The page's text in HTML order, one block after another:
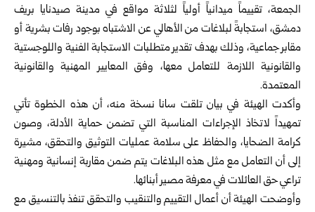
الجمعة، تقييماً ميدانياً أولياً ‏لثلاثة مواقع ‏في مدينة صيدنايا بريف
دمشق، استجابةً لبلاغات من الأهالي عن الاشتباه بوجود ‏رفات بشرية أو
مقابر جماعية، وذلك بهدف تقدير متطلبات الاستجابة الفنية واللوجستية
‌‏والقانونية اللازمة للتعامل معها، وفق المعايير المهنية والقانونية
المعتمدة.‏
وأكدت الهيئة في بيان تلقت سانا نسخة منه، أن هذه الخطوة تأتي
تمهيداً لاتخاذ الإجراءات ‏المناسبة التي تضمن حماية الأدلة، وصون
كرامة الضحايا، والحفاظ على سلامة عمليات التوثيق ‏والتحقق، مشيرة
إلى أن التعامل مع مثل هذه البلاغات يتم ضمن مقاربة إنسانية ومهنية
تراعي ‏حق العائلات في معرفة مصير أبنائها.‏
وأوضحت الهيئة أن أعمال التقييم والتنقيب والتحقق تنفذ بالتنسيق مع